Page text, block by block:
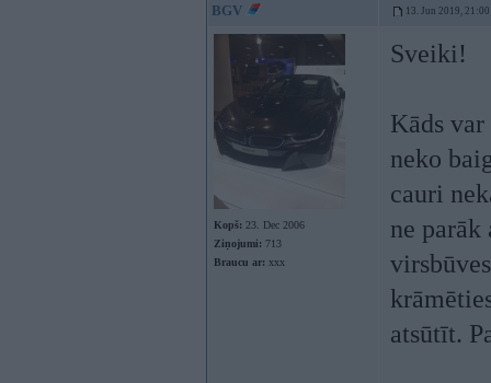
BGV 13. Jun 2019, 21:00
Kopš: 23. Dec 2006
Ziņojumi: 713
Braucu ar: xxx
Sveiki!
Kāds
neko
cauri
ne
atsūtīt.